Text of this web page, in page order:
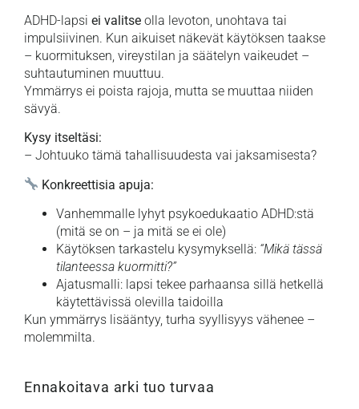
ADHD-lapsi ei valitse olla levoton, unohtava tai
impulsiivinen. Kun aikuiset näkevät käytöksen taakse
– kuormituksen, vireystilan ja säätelyn vaikeudet –
suhtautuminen muuttuu.
Ymmärrys ei poista rajoja, mutta se muuttaa niiden
sävyä.
Kysy itseltäsi:
– Johtuuko tämä tahallisuudesta vai jaksamisesta?
Konkreettisia apuja:
Vanhemmalle lyhyt psykoedukaatio ADHD:stä
(mitä se on – ja mitä se ei ole)
Käytöksen tarkastelu kysymyksellä: “Mikä tässä
tilanteessa kuormitti?”
Ajatusmalli: lapsi tekee parhaansa sillä hetkellä
käytettävissä olevilla taidoilla
Kun ymmärrys lisääntyy, turha syyllisyys vähenee –
molemmilta.
Ennakoitava arki tuo turvaa